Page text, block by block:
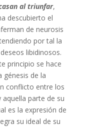
al triunfar,
descubierto el
de neurosis
por tal la
libidinosos.
principio se hace
génesis de la
conflicto entre los
parte de su
es la expresión de
su ideal de su